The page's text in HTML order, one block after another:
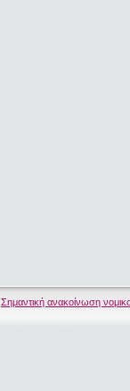
Σημαντική ανακοίνωση